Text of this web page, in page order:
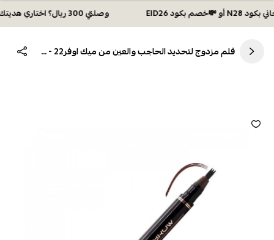
وصلتي 300 ريال؟ اختاري هديتك :🏍 شحن مجاني بكود N28 أو 💸خصم بكود EID26
قلم مزدوج لتحديد الحاجب والعين من ميك اوفر22 - EY001